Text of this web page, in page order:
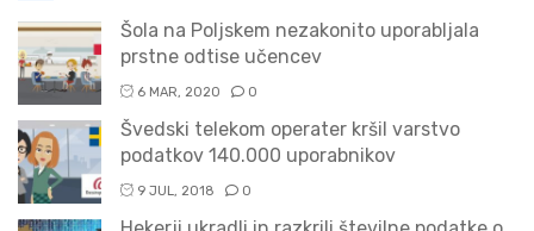
Šola na Poljskem nezakonito uporabljala
prstne odtise učencev
6 MAR, 2020 0
Švedski telekom operater kršil varstvo
podatkov 140.000 uporabnikov
9 JUL, 2018 0